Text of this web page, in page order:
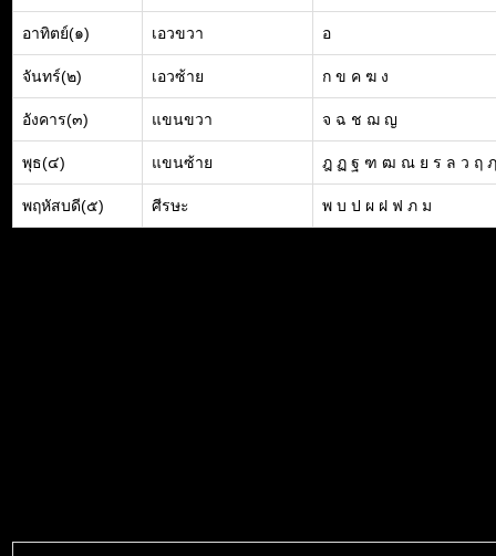
อาทิตย์(๑) เอวขวา อ
จันทร์(๒) เอวซ้าย ก ข ค ฆ ง
อังคาร(๓) แขนขวา จ ฉ ช ฌ ญ
พุธ(๔) แขนซ้าย ฎ ฏ ฐ ฑ ฒ ณ ย ร ล ว ฤ ฦ
พฤหัสบดี(๕) ศีรษะ พ บ ป ผ ฝ ฟ ภ ม